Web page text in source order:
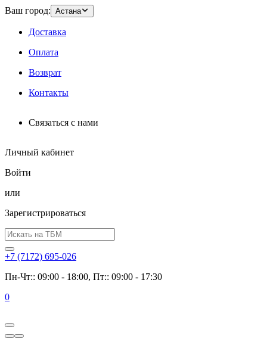
Ваш город: Астана
Доставка
Оплата
Возврат
Контакты
Связаться с нами
Личный кабинет
Войти
или
Зарегистрироваться
+7 (7172) 695-026
Пн-Чт:: 09:00 - 18:00, Пт:: 09:00 - 17:30
0